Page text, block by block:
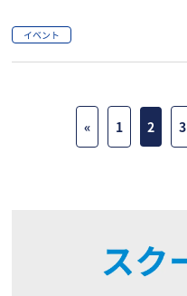
イベント
« 1 2 3